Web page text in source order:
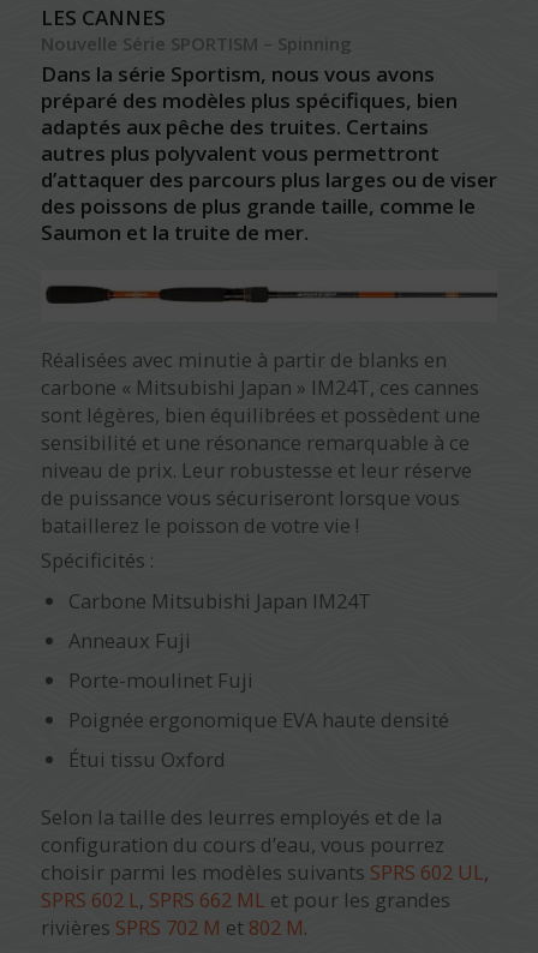
LES CANNES
Nouvelle Série SPORTISM – Spinning
Dans la série Sportism, nous vous avons
préparé des modèles plus spécifiques, bien
adaptés aux pêche des truites. Certains
autres plus polyvalent vous permettront
d’attaquer des parcours plus larges ou de viser
des poissons de plus grande taille, comme le
Saumon et la truite de mer.
Réalisées avec minutie à partir de blanks en
carbone « Mitsubishi Japan » IM24T, ces cannes
sont légères, bien équilibrées et possèdent une
sensibilité et une résonance remarquable à ce
niveau de prix. Leur robustesse et leur réserve
de puissance vous sécuriseront lorsque vous
bataillerez le poisson de votre vie !
Spécificités :
Carbone Mitsubishi Japan IM24T
Anneaux Fuji
Porte-moulinet Fuji
Poignée ergonomique EVA haute densité
Étui tissu Oxford
Selon la taille des leurres employés et de la
configuration du cours d’eau, vous pourrez
choisir parmi les modèles suivants SPRS 602 UL,
SPRS 602 L, SPRS 662 ML et pour les grandes
rivières SPRS 702 M et 802 M.